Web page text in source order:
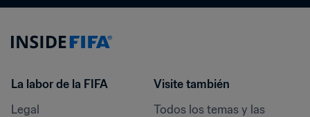
La labor de la FIFA
Legal
Visite también
Todos los temas y las